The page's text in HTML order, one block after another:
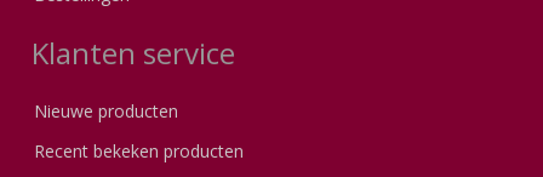
Klanten service
Nieuwe producten
Recent bekeken producten